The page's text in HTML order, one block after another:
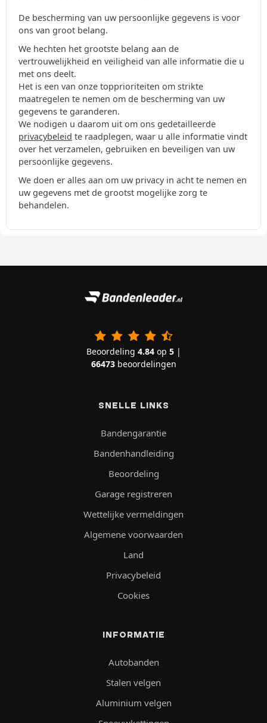
De bescherming van uw persoonlijke gegevens is voor
ons van groot belang.
We hechten het grootste belang aan de
vertrouwelijkheid en veiligheid van alle informatie die u
met ons deelt.
Het is een van onze topprioriteiten om strikte
maatregelen te nemen om de bescherming van uw
gegevens te garanderen.
We nodigen u daarom uit om ons gedetailleerde
privacybeleid te raadplegen, waar u alle informatie vindt
over het verzamelen, gebruiken en beveiligen van uw
persoonlijke gegevens.
We doen er alles aan om uw privacy in acht te nemen en
uw gegevens met de grootst mogelijke zorg te
behandelen.
Beoordeling 4.84op 5|
66473beoordelingen
SNELLE LINKS
Bandengarantie
Bandenhandleiding
Beoordeling
Garage registreren
Wettelijke vermeldingen
Algemene voorwaarden
Land
Privacybeleid
Cookies
INFORMATIE
Autobanden
Stalen velgen
Aluminium velgen